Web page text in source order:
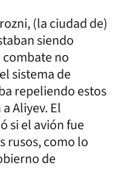
(la ciudad de)
siendo
no
sistema de
repeliendo estos
Aliyev. El
si el avión fue
rusos, como lo
de